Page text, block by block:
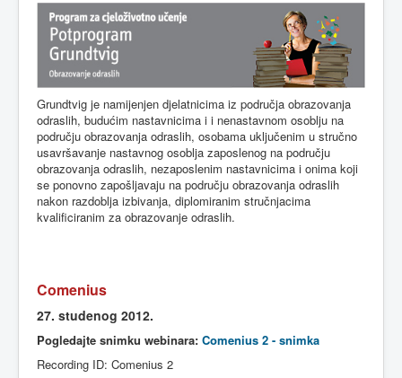
Grundtvig je namijenjen djelatnicima iz područja obrazovanja
odraslih, budućim nastavnicima i i nenastavnom osoblju na
području obrazovanja odraslih, osobama uključenim u stručno
usavršavanje nastavnog osoblja zaposlenog na području
obrazovanja odraslih, nezaposlenim nastavnicima i onima koji
se ponovno zapošljavaju na području obrazovanja odraslih
nakon razdoblja izbivanja, diplomiranim stručnjacima
kvalificiranim za obrazovanje odraslih.
Comenius
27. studenog 2012.
Pogledajte snimku webinara: Comenius 2 - snimka
Recording ID: Comenius 2